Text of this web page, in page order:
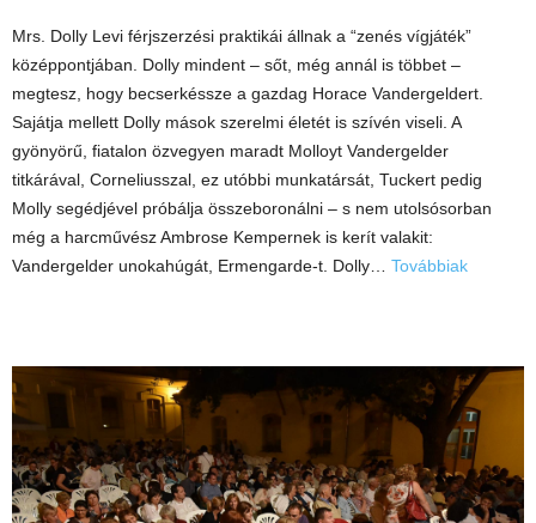
Mrs. Dolly Levi férjszerzési praktikái állnak a “zenés vígjáték”
középpontjában. Dolly mindent – sőt, még annál is többet –
megtesz, hogy becserkéssze a gazdag Horace Vandergeldert.
Sajátja mellett Dolly mások szerelmi életét is szívén viseli. A
gyönyörű, fiatalon özvegyen maradt Molloyt Vandergelder
titkárával, Corneliusszal, ez utóbbi munkatársát, Tuckert pedig
Molly segédjével próbálja összeboronálni – s nem utolsósorban
még a harcművész Ambrose Kempernek is kerít valakit:
Vandergelder unokahúgát, Ermengarde-t. Dolly… Továbbiak